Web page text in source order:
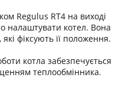
Regulus RT4 на виході
налаштувати котел. Вона
фіксують її положення.
котла забезпечується
теплообмінника.